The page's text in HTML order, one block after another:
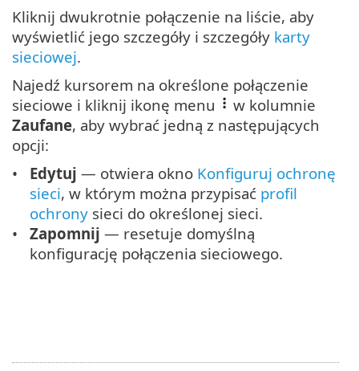
Kliknij dwukrotnie połączenie na liście, aby
wyświetlić jego szczegóły i szczegóły karty
sieciowej.
Najedź kursorem na określone połączenie
sieciowe i kliknij ikonę menu
w kolumnie
Zaufane, aby wybrać jedną z następujących
opcji:
Edytuj — otwiera okno Konfiguruj ochronę
sieci, w którym można przypisać profil
ochrony sieci do określonej sieci.
Zapomnij — resetuje domyślną
konfigurację połączenia sieciowego.